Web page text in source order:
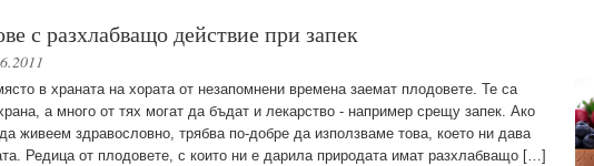
с разхлабващо действие при запек
в храната на хората от незапомнени времена заемат плодовете. Те са
а много от тях могат да бъдат и лекарство - например срещу запек. Ако
живеем здравословно, трябва по-добре да използваме това, което ни дава
Редица от плодовете, с които ни е дарила природата имат разхлабващо […]